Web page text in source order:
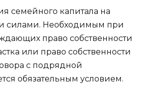
семейного капитала на
силами. Необходимым при
право собственности
или право собственности
с подрядной
обязательным условием.